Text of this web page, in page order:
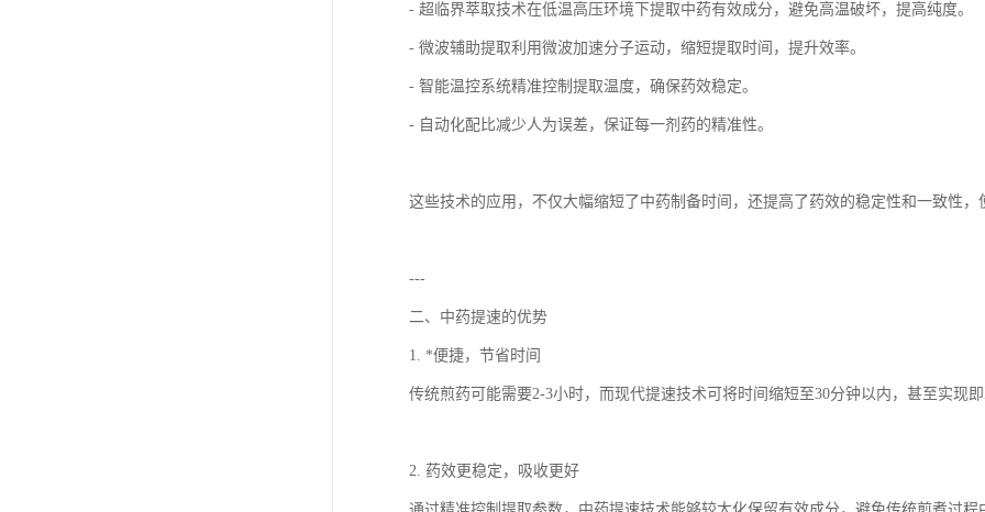
- 超临界萃取技术在低温高压环境下提取中药有效成分，避免高温破坏，提高纯度。
- 微波辅助提取利用微波加速分子运动，缩短提取时间，提升效率。
- 智能温控系统精准控制提取温度，确保药效稳定。
- 自动化配比减少人为误差，保证每一剂药的精准性。
这些技术的应用，不仅大幅缩短了中药制备时间，还提高了药效的稳定性和一致性
---
二、中药提速的优势
1. *便捷，节省时间
传统煎药可能需要2-3小时，而现代提速技术可将时间缩短至30分钟以内，甚至实现
2. 药效更稳定，吸收更好